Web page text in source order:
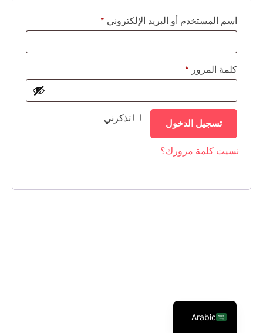
اسم المستخدم أو البريد الإلكتروني *
كلمة المرور *
تذكرني تسجيل الدخول
نسيت كلمة مرورك؟
Arabic